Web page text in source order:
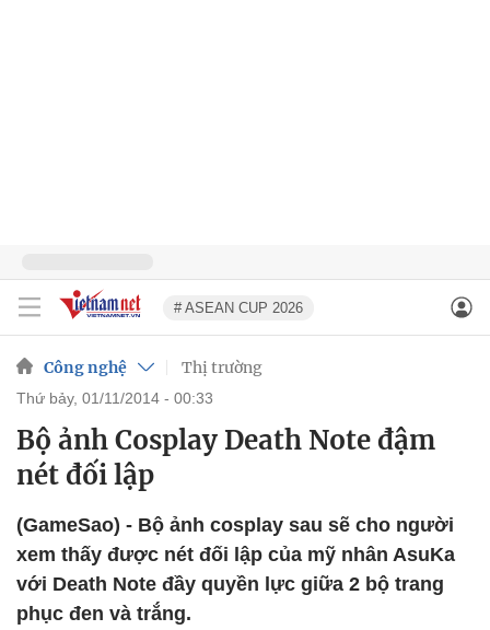
# ASEAN CUP 2026
Công nghệ Thị trường
thứ bảy, 01/11/2014 - 00:33
Bộ ảnh Cosplay Death Note đậm
nét đối lập
(GameSao) - Bộ ảnh cosplay sau sẽ cho người
xem thấy được nét đối lập của mỹ nhân AsuKa
với Death Note đầy quyền lực giữa 2 bộ trang
phục đen và trắng.